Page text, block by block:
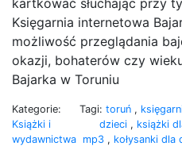
Księgarnia internetowa
możliwość przeglądania
okazji, bohaterów czy
Bajarka w Toruniu
Kategorie:
Książki i
wydawnictwa
Tagi: toruń ,
dzieci , książki
mp3 , kołysanki dla